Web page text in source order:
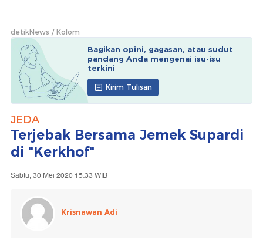
detikNews Kolom
Bagikan opini, gagasan, atau sudut
pandang Anda mengenai isu-isu
terkini
Kirim Tulisan
JEDA
Terjebak Bersama Jemek Supardi
di "Kerkhof"
Sabtu, 30 Mei 2020 15:33 WIB
Krisnawan Adi